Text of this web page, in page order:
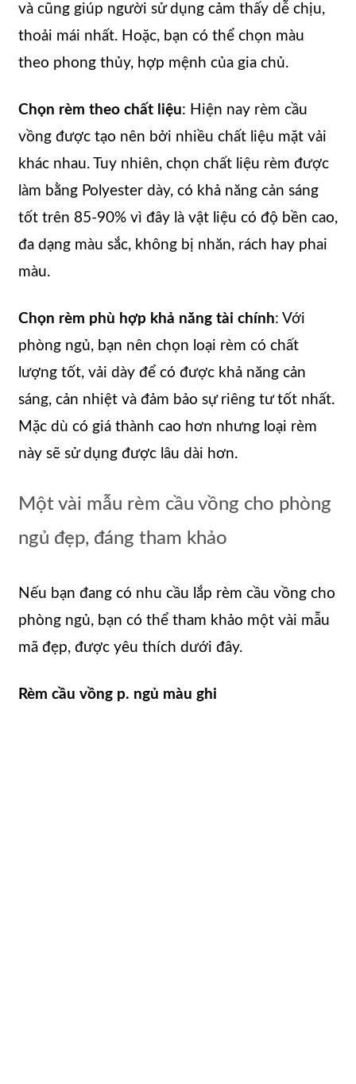
và cũng giúp người sử dụng cảm thấy dễ chịu,
thoải mái nhất. Hoặc, bạn có thể chọn màu
theo phong thủy, hợp mệnh của gia chủ.
Chọn rèm theo chất liệu: Hiện nay rèm cầu
vồng được tạo nên bởi nhiều chất liệu mặt vải
khác nhau. Tuy nhiên, chọn chất liệu rèm được
làm bằng Polyester dày, có khả năng cản sáng
tốt trên 85-90% vì đây là vật liệu có độ bền cao,
đa dạng màu sắc, không bị nhăn, rách hay phai
màu.
Chọn rèm phù hợp khả năng tài chính: Với
phòng ngủ, bạn nên chọn loại rèm có chất
lượng tốt, vải dày để có được khả năng cản
sáng, cản nhiệt và đảm bảo sự riêng tư tốt nhất.
Mặc dù có giá thành cao hơn nhưng loại rèm
này sẽ sử dụng được lâu dài hơn.
Một vài mẫu rèm cầu vồng cho phòng
ngủ đẹp, đáng tham khảo
Nếu bạn đang có nhu cầu lắp rèm cầu vồng cho
phòng ngủ, bạn có thể tham khảo một vài mẫu
mã đẹp, được yêu thích dưới đây.
Rèm cầu vồng p. ngủ màu ghi